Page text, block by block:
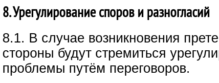
8. Урегулирование споров и разногласий
8.1. В случае возникновения
стороны будут стремиться
проблемы путём переговоров.